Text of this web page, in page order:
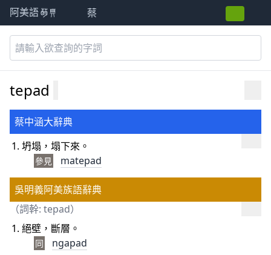
阿美語萌典 蔡
tepad
蔡中涵大辭典
坍塌，塌下來。
參見 matepad
吳明義阿美族語辭典
（詞幹: tepad）
絕壁，斷層。
同
ngapad